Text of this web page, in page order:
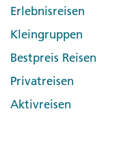
Erlebnisreisen
Kleingruppen
Bestpreis Reisen
Privatreisen
Aktivreisen